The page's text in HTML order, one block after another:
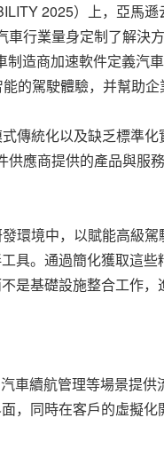
2025）上，亞馬
行業量身定制了解
造商加速軟件定義汽
的駕駛體驗，并幫助企
傳統化以及缺乏標準
應商提供的產品與服
環境中，以賦能高級
具。通過簡化獲取這
基礎設施整合工作，
續航管理等場景提
，同時在客戶的虛擬